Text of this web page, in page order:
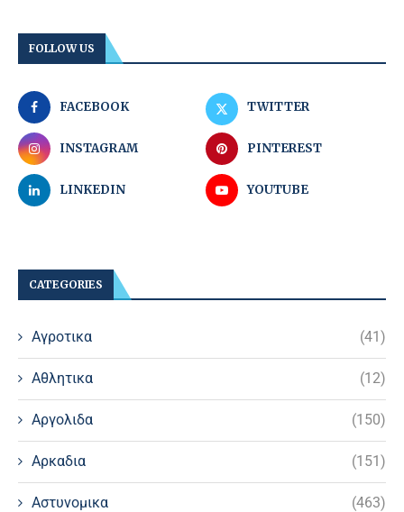
FOLLOW US
FACEBOOK TWITTER
INSTAGRAM PINTEREST
LINKEDIN YOUTUBE
CATEGORIES
Αγροτικα (41)
Αθλητικα (12)
Αργολιδα (150)
Αρκαδια (151)
Αστυνομικα (463)